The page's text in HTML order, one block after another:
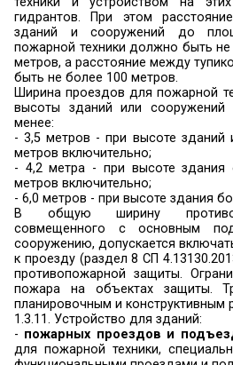
содержащие
жидкости и сжиженные
СП 4.13130.2013);
- транзитные воздуховоды
определенные помещения
(СП 7.13130.2013);
- конструкции
2013);
- стальные
элементами зданий I и II
2.13130.2012).
1.3.7.
противопожарного
противопожарного
проведение проверок их
в год (весной и осенью) с
актов. Кроме того,
обеспечивает исправное
их утепление и очистку